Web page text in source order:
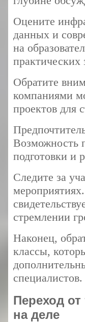
Оцените
данных и
на
практических
Обратите
компаниями
проектов для
Возможность
подготовки и
Следите за
стремлении
Наконец,
классы,
специалистов.
Переход от
на деле